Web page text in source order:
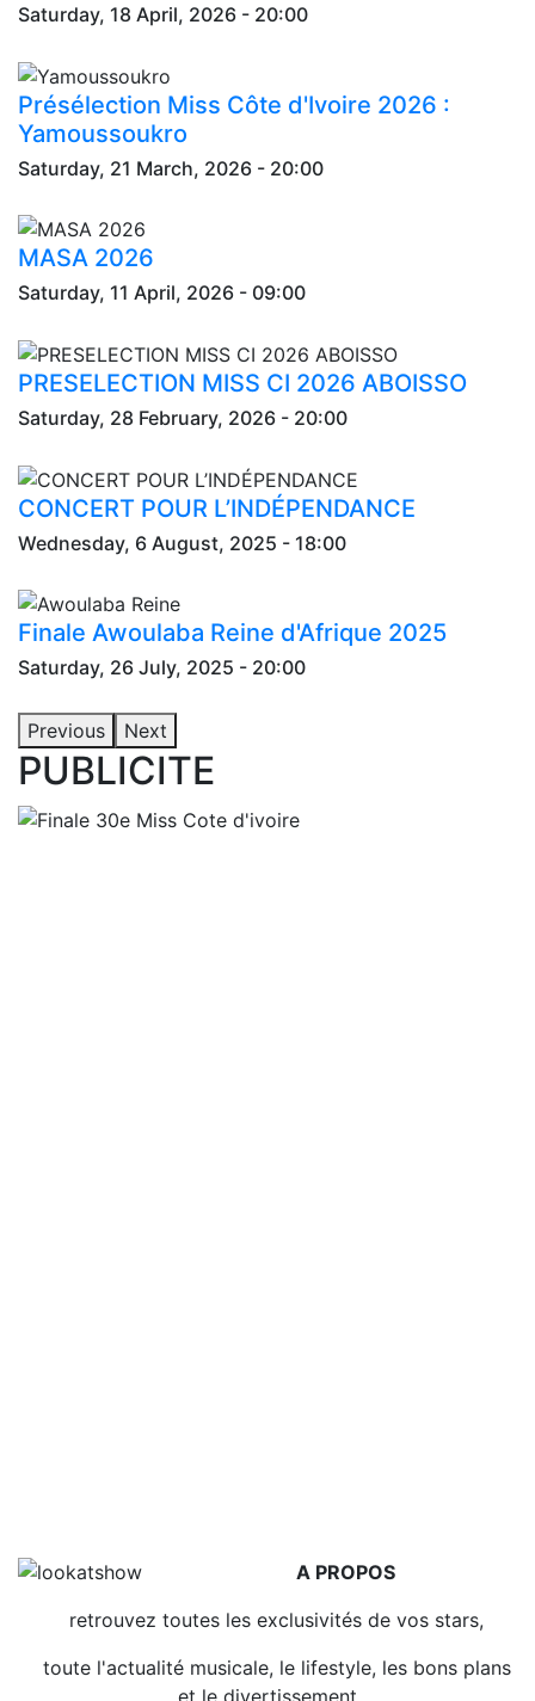
Saturday, 18 April, 2026 - 20:00
Présélection Miss Côte d'Ivoire 2026 :
Yamoussoukro
Saturday, 21 March, 2026 - 20:00
MASA 2026
Saturday, 11 April, 2026 - 09:00
PRESELECTION MISS CI 2026 ABOISSO
Saturday, 28 February, 2026 - 20:00
CONCERT POUR L’INDÉPENDANCE
Wednesday, 6 August, 2025 - 18:00
Finale Awoulaba Reine d'Afrique 2025
Saturday, 26 July, 2025 - 20:00
Previous Next
PUBLICITE
A PROPOS
retrouvez toutes les exclusivités de vos stars,
toute l'actualité musicale, le lifestyle, les bons plans
et le divertissement